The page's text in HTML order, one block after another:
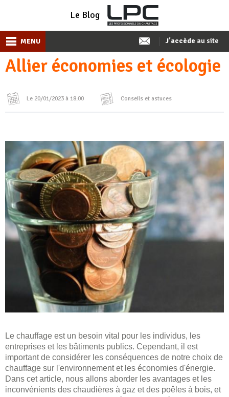
Le Blog
MENU J'accède au site
Allier économies et écologie
Le 20/01/2023 à 18:00 Conseils et astuces
Le chauffage est un besoin vital pour les individus, les
entreprises et les bâtiments publics. Cependant, il est
important de considérer les conséquences de notre choix de
chauffage sur l'environnement et les économies d'énergie.
Dans cet article, nous allons aborder les avantages et les
inconvénients des chaudières à gaz et des poêles à bois, et